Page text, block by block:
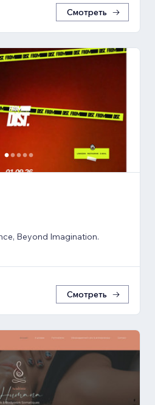
Смотреть
Beyond Imagination.
Смотреть